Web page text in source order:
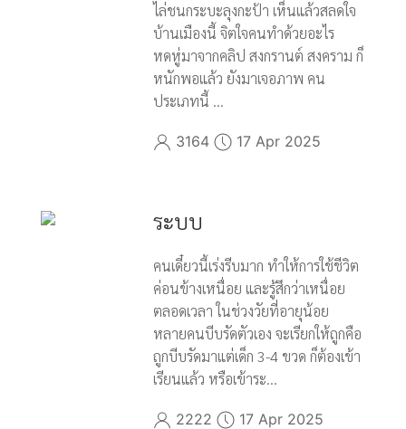
ไล่ชนกระบะลุงกะป้า เห็นแล้วสลดใจ
บ้านเมืองนี้ จิตใจคนทำด้วยอะไร
หดหู่มาจากคลิป สงกรานต์ สงคราม ก็
หนักพอแล้ว ยังมาเจอภาพ คน
ประเภทนี้ ...
3164 17 Apr 2025
ระบบ
คนเดี๋ยวนี้เร่งรีบมาก ทำให้การใช้ชีวิต
ค่อนข้างเหนื่อย และรู้สึกว่าเหนื่อย
ตลอดเวลา ในช่วงวัยที่อายุน้อย
หลายคนบีบรัดตัวเอง จะเรียกให้ถูกคือ
ถูกบีบรัดมาแต่เด็ก 3-4 ขวด ก็ต้องเข้า
เรียนแล้ว หรือเข้าระ...
2222 17 Apr 2025